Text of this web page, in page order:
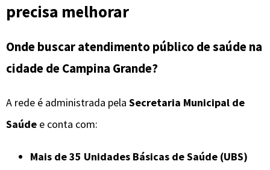
precisa melhorar
Onde buscar atendimento público de saúde na
cidade de Campina Grande?
A rede é administrada pela Secretaria Municipal de
Saúde e conta com:
Mais de 35 Unidades Básicas de Saúde (UBS)